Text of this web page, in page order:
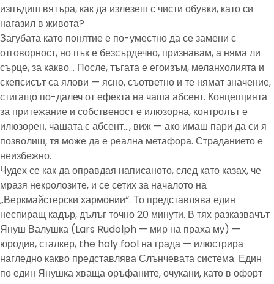
изпъдиш вятъра, как да излезеш с чисти обувки, като си
нагазил в живота?
Загубата като понятие е по-уместно да се замени с
отговорност, но пък е безсърдечно, признавам, а няма ли
сърце, за какво… После, тъгата е егоизъм, меланхолията и
скепсисът са ялови — ясно, съответно и те нямат значение,
стигащо по-далеч от ефекта на чаша абсент. Концепцията
за притежание и собственост е илюзорна, контролът е
илюзорен, чашата с абсент…, виж — ако имаш пари да си я
позволиш, тя може да е реална метафора. Страданието е
неизбежно.
Чудех се как да оправдая написаното, след като казах, че
мразя некролозите, и се сетих за началото на
„Веркмайстерски хармонии“. То представлява един
неспиращ кадър, дълъг точно 20 минути. В тях разказвачът
Януш Валушка (Lars Rudolph — мир на праха му) —
юродив, сталкер, the holy fool на града — илюстрира
нагледно какво представлява Слънчевата система. Един
по един Янушка хваща оръфаните, очукани, като в офорт